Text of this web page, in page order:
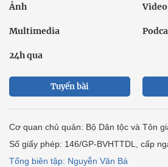
Ảnh Video
Multimedia
24h qua
Tuyến bài
Cơ quan chủ quản: Bộ Dân tộc và Tôn
Số giấy phép: 146/GP-BVHTTDL, cấp
Tổng biên tập: Nguyễn Văn Bá